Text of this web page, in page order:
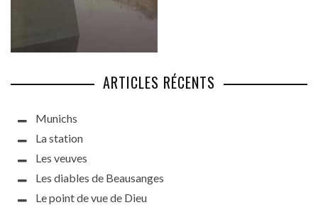
ARTICLES RÉCENTS
Munichs
La station
Les veuves
Les diables de Beausanges
Le point de vue de Dieu